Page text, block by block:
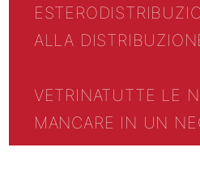
ESTERO
ALLA
VETRINATUTTE LE
MANCARE IN UN